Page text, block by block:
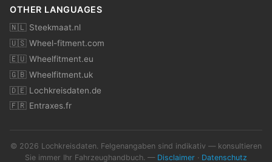
OTHER LANGUAGES
🇳🇱 Steekmaat.nl
🇺🇸 Wheel-fitment.com
🇪🇺 Wheelfitment.eu
🇬🇧 Wheelfitment.uk
🇩🇪 Lochkreisdaten.de
🇫🇷 Entraxes.fr
© 2026 Lochkreisdaten. Felgenangaben sind indikativ — konsultieren
Sie immer Ihr Fahrzeughandbuch. — Disclaimer · Datenschutz